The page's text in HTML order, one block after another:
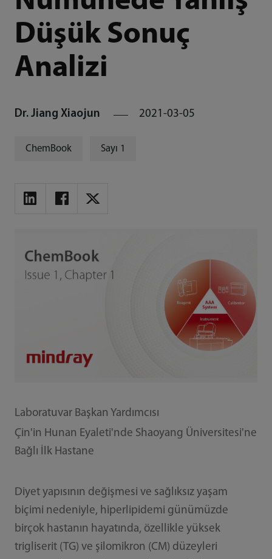
Düşük Sonuç
Analizi
Dr. Jiang Xiaojun 2021-03-05
ChemBook Sayı 1
Laboratuvar Başkan Yardımcısı
Çin'in Hunan Eyaleti'nde Shaoyang Üniversitesi'ne
Bağlı İlk Hastane
Diyet yapısının değişmesi ve sağlıksız yaşam
biçimi nedeniyle, hiperlipidemi günümüzde
birçok hastanın hayatında, özellikle yüksek
trigliserit (TG) ve şilomikron (CM) düzeyleri